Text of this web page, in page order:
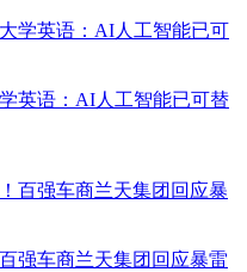
英语：AI人工智能已可替
强车商兰天集团回应暴雷